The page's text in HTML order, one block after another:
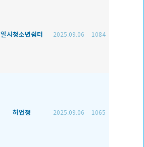
일시청소년쉼터 2025.09.06 1084
허언정 2025.09.06 1065